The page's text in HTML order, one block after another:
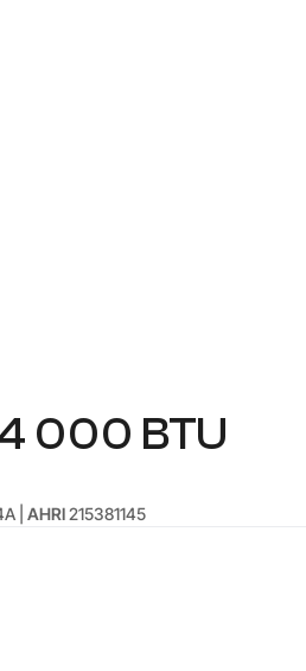
000 BTU
| AHRI215381145